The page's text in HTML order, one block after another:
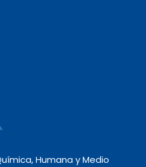
Humana y Medio